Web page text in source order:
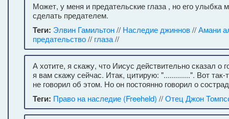
Может, у меня и предательские глаза , но его улыбка
сделать предателем.
Теги: Элвин Гамильтон// Наследие джиннов//Амани
предательство// глаза//
А хотите, я скажу, что Иисус действительно сказал о
я вам скажу сейчас. Итак, цитирую: ".............". Вот так-
не говорил об этом. Но он постоянно говорил о
Теги: Право на наследие (Freeheld) //Отец Джон